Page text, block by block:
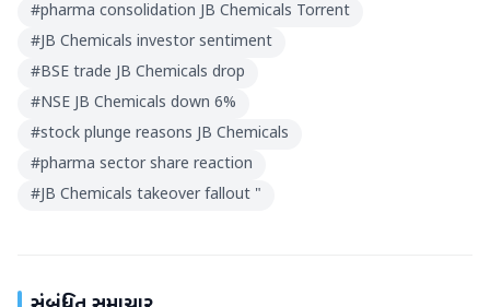
#pharma consolidation JB Chemicals Torrent
#JB Chemicals investor sentiment
#BSE trade JB Chemicals drop
#NSE JB Chemicals down 6%
#stock plunge reasons JB Chemicals
#pharma sector share reaction
#JB Chemicals takeover fallout "